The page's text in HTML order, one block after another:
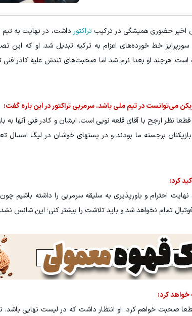
اخیر حضوری همیشگی در ترکیبتراکتور داشت، در نهایت به تیم
جام جهانی 2026 می‌شود، به سورپرایز خط خورده‌های اعزام به ترکیه تبدیل شد. او
است. هرچند او بعدا نرم شد اما صحبت‌های تندش علیه کادر
می‌توانست در تیم ملی باشد. سرمربی تراکتور در این باره گفت:
نظر ارجح با آقای قلعه نویی است. ایشان و کادر فنی آنها به
برجسته ما بودند و در پستهای خوشان در لیگ امسال
کرد:
نهایت احترام و باورپذیری به سلیقه سرمربی را داشته
تمام نخواهد شد و باید تلاشت را بیشتر کنی؛ این شانس
کرد:
صحبت خواهم کرد. او انتظار داشت که در لیست نهایی باشد.
ثبت نام کنید